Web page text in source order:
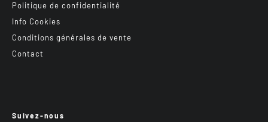
Politique de confidentialité
Info Cookies
Conditions générales de vente
Contact
Suivez-nous